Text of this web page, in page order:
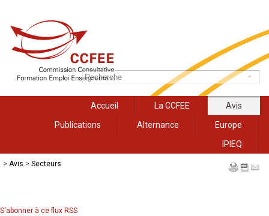
Accueil La CCFEE
Avis
Publications
Alternance
Europe
IPIEQ
> Avis > Secteurs
S'abonner à ce flux RSS